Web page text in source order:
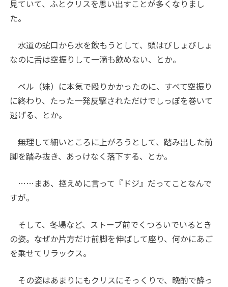
見ていて、ふとクリスを思い出すことが多くなりまし
た。
水道の蛇口から水を飲もうとして、頭はびしょびしょ
なのに舌は空振りして一滴も飲めない、とか。
ベル（妹）に本気で殴りかかったのに、すべて空振り
に終わり、たった一発反撃されただけでしっぽを巻いて
逃げる、とか。
無理して細いところに上がろうとして、踏み出した前
脚を踏み抜き、あっけなく落下する、とか。
……まあ、控えめに言って『ドジ』だってことなんで
すが。
そして、冬場など、ストーブ前でくつろいでいるとき
の姿。なぜか片方だけ前脚を伸ばして座り、何かにあご
を乗せてリラックス。
その姿はあまりにもクリスにそっくりで、晩酌で酔っ